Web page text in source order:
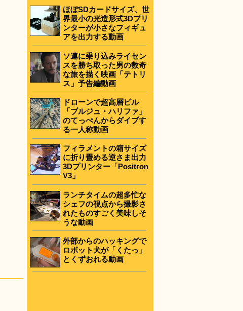
ほぼSDカードサイズ、世
界最小の光造形式3Dプリ
ンターが小さなフィギュ
アを出力する動画
ソ連に乗り込みライセン
スを勝ち取った男の数奇
な旅を描く映画「テトリ
ス」予告編動画
ドローンで超高層ビル
「ブルジュ・ハリファ」
のてっぺんからダイブす
る一人称動画
フィラメントの箱サイズ
に折り畳める逆さま出力
3Dプリンター「Positron
V3」
ランチタイムの超多忙な
シェフの視点から撮影さ
れたものすごく美味しそ
うな動画
外部からのハッキングで
ロボット犬が「くたっ」
とくずおれる動画